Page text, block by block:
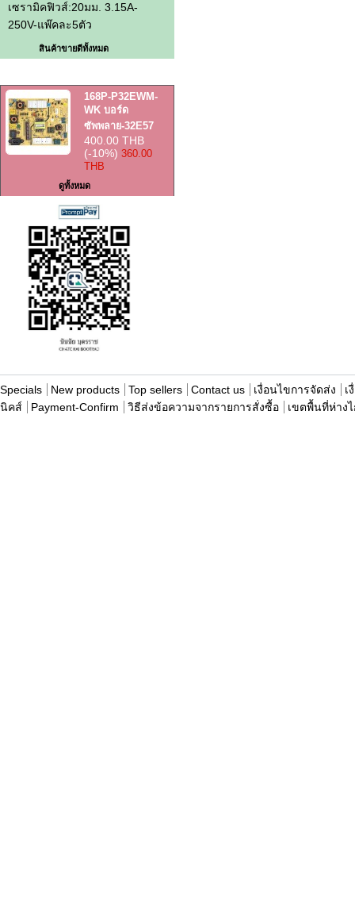
เซรามิคฟิวส์:20มม. 3.15A-
250V-แพ๊คละ5ตัว
สินค้าขายดีทั้งหมด
168P-P32EWM-
WK บอร์ด
ซัพพลาย-32E57
400.00 THB
(-10%) 360.00
THB
ดูทั้งหมด
Specials New products Top sellers Contact us เงื่อนไขการจัดส่ง
เ
นิคส์
Payment-Confirm วิธีส่งข้อความจากรายการสั่งซื้อ เขตพื้นที่ห่าง